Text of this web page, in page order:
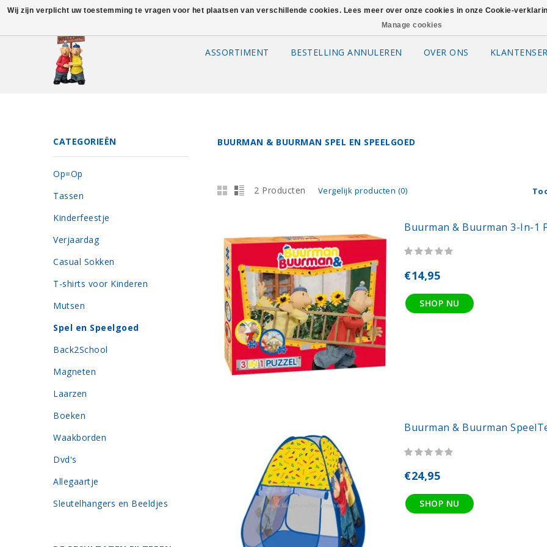
ASSORTIMENT BESTELLING ANNULEREN OVER ONS
BUURMAN & BUURMAN SPEL EN SPEELGOED
2 Producten Vergelijk producten (0)
Buurman & Buurman 3-In-1
€14,95
SHOP NU
Buurman & Buurman
€24,95
SHOP NU
CATEGORIEËN
Op=Op
Tassen
Kinderfeestje
Verjaardag
Casual Sokken
T-shirts voor Kinderen
Mutsen
Spel en Speelgoed
Back2School
Magneten
Laarzen
Boeken
Waakborden
Dvd's
Allegaartje
Sleutelhangers en Beeldjes
Wij zijn verplicht uw toestemming te vragen voor het plaatsen van verschillende cookies. Lees meer over onze cookies in onze Cookie-
Manage cookies